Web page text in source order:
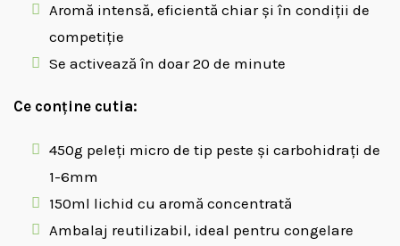
Aromă intensă, eficientă chiar și în condiții de
competiție
Se activează în doar 20 de minute
Ce conține cutia:
450g peleți micro de tip peste și carbohidrați de
1-6mm
150ml lichid cu aromă concentrată
Ambalaj reutilizabil, ideal pentru congelare